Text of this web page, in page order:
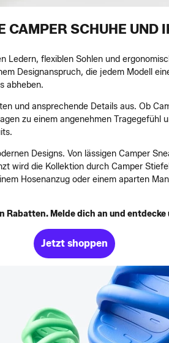
CAMPER SCHUHE UND
Ledern, flexiblen Sohlen und
Designanspruch, die jedem Modell
abheben.
und ansprechende Details aus. Ob
zu einem angenehmen Tragegefühl
Designs. Von lässigen Camper
wird die Kollektion durch Camper
Hosenanzug oder einem aparten
Rabatten. Melde dich an und entdecke
Jetzt shoppen